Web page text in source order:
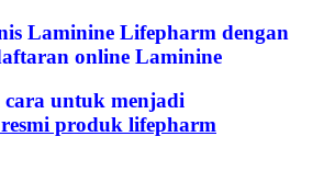
Laminine Lifepharm dengan
online Laminine
cara untuk menjadi
produk lifepharm